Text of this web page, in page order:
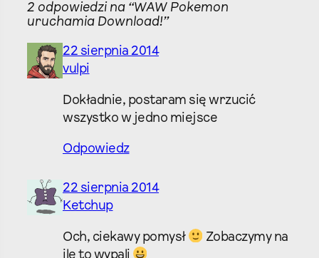
2 odpowiedzi na “WAW Pokemon
uruchamia Download!”
22 sierpnia 2014
vulpi
Dokładnie, postaram się wrzucić
wszystko w jedno miejsce
Odpowiedz
22 sierpnia 2014
Ketchup
Och, ciekawy pomysł
Zobaczymy na